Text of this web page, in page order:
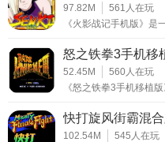
97.82M 561 人在玩
《火影战记手机版》是
怒之铁拳3手机移
52.45M 560人在玩
《怒之铁拳3手机移植
快打旋风街霸混
102.54M 545 人在玩